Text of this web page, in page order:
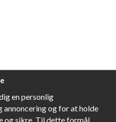
nye produkter!
en personlig
annoncering og for at holde
og sikre. Til dette formål